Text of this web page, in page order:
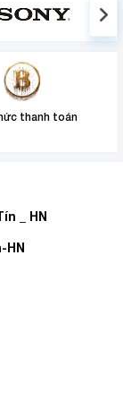
thanh toán
_ HN
HN